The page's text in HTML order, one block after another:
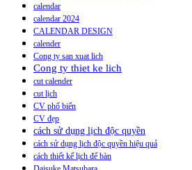
calendar
calendar 2024
CALENDAR DESIGN
calender
Cong ty san xuat lich
Cong ty thiet ke lich
cut calender
cut lịch
CV phổ biến
CV đẹp
cách sử dụng lịch độc quyền
cách sử dụng lịch độc quyền hiệu quả
cách thiết kế lịch để bàn